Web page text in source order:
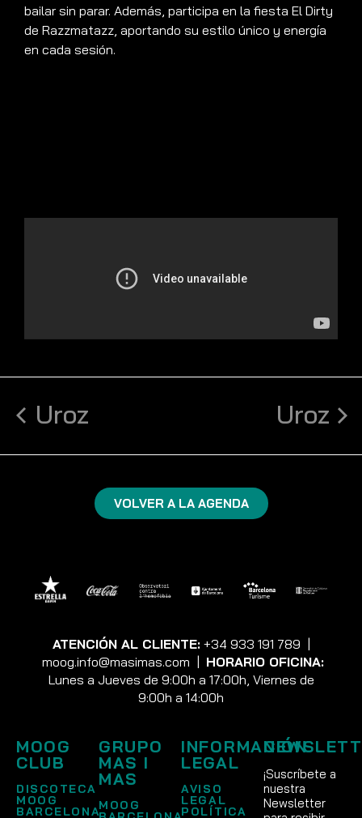
bailar sin parar. Además, participa en la fiesta El Dirty
de Razzmatazz, aportando su estilo único y energía
en cada sesión.
Uroz Uroz
VOLVER A LA AGENDA
ATENCIÓN AL CLIENTE: +34 933 191 789 |
moog.info@masimas.com | HORARIO OFICINA:
Lunes a Jueves de 9:00h a 17:00h, Viernes de
9:00h a 14:00h
MOOG
CLUB
DISCOTECA
MOOG
BARCELONA
GRUPO
MAS I
MAS
MOOG
INFORMACIÓN
LEGAL
AVISO
LEGAL
POLÍTICA
¡Suscríbete a
nuestra
Newsletter